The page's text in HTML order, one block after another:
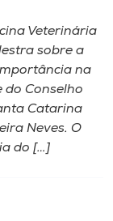
Veterinária
sobre a
na
do Conselho
Catarina
Neves. O
do […]